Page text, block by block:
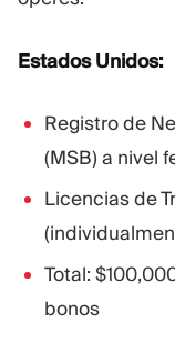
Estados Unidos:
Registro de
(MSB) a nivel
Licencias de
Total:
bonos